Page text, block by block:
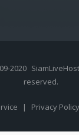
2020
reserved.
| Privacy Policy